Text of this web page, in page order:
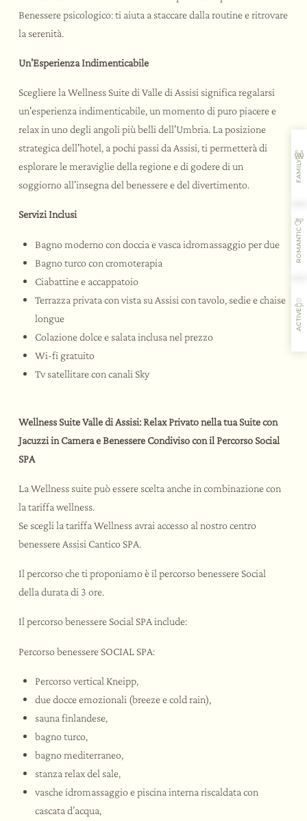
L’ospitalità
I sapori
Le attività
Il ristorante
Benessere psicologico: ti aiuta a staccare dalla routine e ritrovare
la serenità.
Un'Esperienza Indimenticabile
Scegliere la Wellness Suite di Valle di Assisi significa regalarsi
un'esperienza indimenticabile, un momento di puro piacere e
relax in uno degli angoli più belli dell'Umbria. La posizione
strategica dell'hotel, a pochi passi da Assisi, ti permetterà di
esplorare le meraviglie della regione e di godere di un
soggiorno all'insegna del benessere e del divertimento.
Servizi Inclusi
Bagno moderno con doccia e vasca idromassaggio per due
Bagno turco con cromoterapia
Ciabattine e accappatoio
Terrazza privata con vista su Assisi con tavolo, sedie e chaise
longue
Colazione dolce e salata inclusa nel prezzo
Wi-fi gratuito
Tv satellitare con canali Sky
Wellness Suite Valle di Assisi: Relax Privato nella tua Suite con
Jacuzzi in Camera e Benessere Condiviso con il Percorso Social
SPA
La Wellness suite può essere scelta anche in combinazione con
la tariffa wellness.
Se scegli la tariffa Wellness avrai accesso al nostro centro
benessere Assisi Cantico SPA.
Il percorso che ti proponiamo è il percorso benessere Social
della durata di 3 ore.
Il percorso benessere Social SPA include:
Percorso benessere SOCIAL SPA:
Percorso vertical Kneipp,
due docce emozionali (breeze e cold rain),
sauna finlandese,
bagno turco,
bagno mediterraneo,
stanza relax del sale,
vasche idromassaggio e piscina interna riscaldata con
cascata d’acqua,
FAMILY
ROMANTIC
ACTIVE